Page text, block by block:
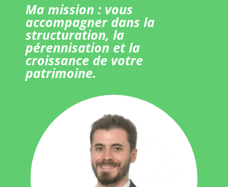
Ma mission : vous
accompagner dans la
structuration, la
pérennisation et la
croissance de votre
patrimoine.